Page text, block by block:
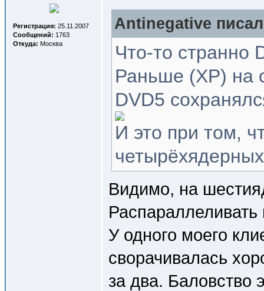
Регистрация: 25.11.2007
Сообщений: 1763
Откуда: Москва
Antinegative
Что-то странно
Раньше (XP) на
DVD5
И это при том,
Видимо, на
У одного моего
сворачивалась
за два. Баловство